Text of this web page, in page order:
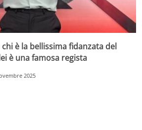
è la bellissima fidanzata del
è una famosa regista
2025